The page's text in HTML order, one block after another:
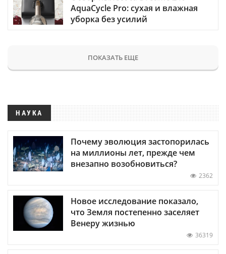
AquaCycle Pro: сухая и влажная
уборка без усилий
ПОКАЗАТЬ ЕЩЕ
НАУКА
Почему эволюция застопорилась
на миллионы лет, прежде чем
внезапно возобновиться?
2362
Новое исследование показало,
что Земля постепенно заселяет
Венеру жизнью
36319